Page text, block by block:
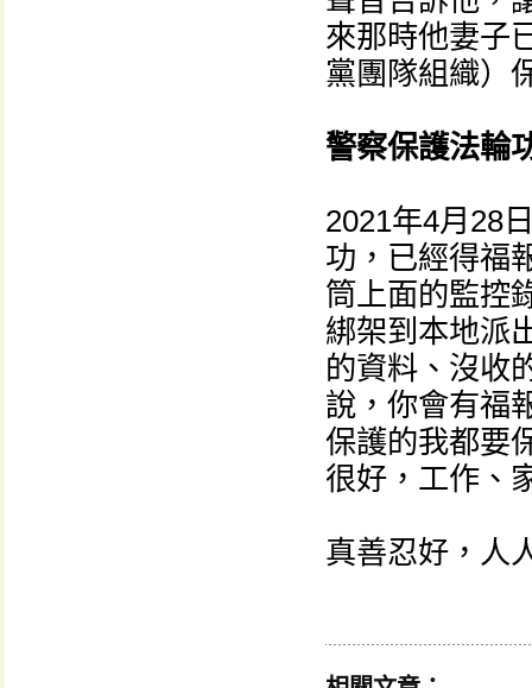
來那時他妻子
黨團隊組織）
警察保護法輪
2021年4月28
功，已經得福
筒上面的監控
綁架到本地派
的資料、沒收
說，你會有福
保護的我都要
很好，工作、
真善忍好，人